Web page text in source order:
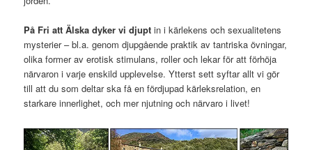
På Fri att Älska dyker vi djuptin i kärlekens och sexualitetens
mysterier – bl.a. genom djupgående praktik av tantriska övningar,
olika former av erotisk stimulans, roller och lekar för att förhöja
närvaron i varje enskild upplevelse. Ytterst sett syftar allt vi gör
till att du som deltar ska få en fördjupad kärleksrelation, en
starkare innerlighet, och mer njutning och närvaro i livet!